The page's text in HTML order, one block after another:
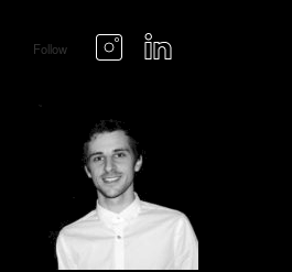
Follow